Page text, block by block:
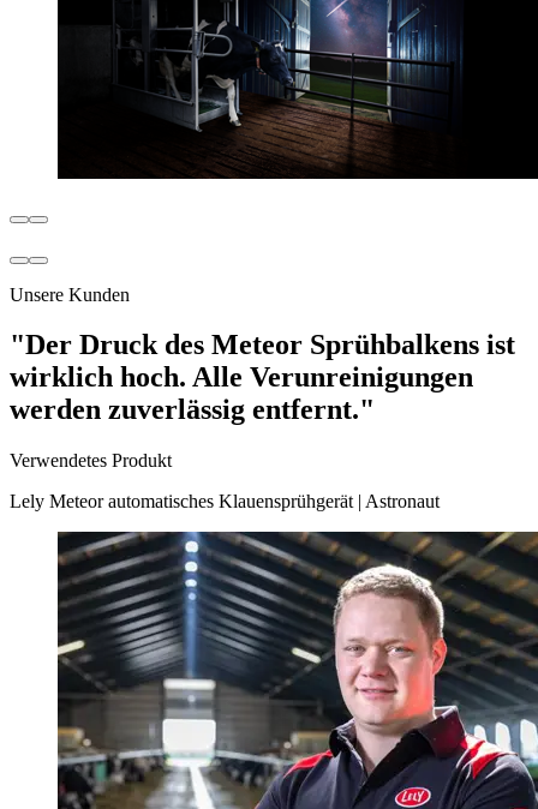
Unsere Kunden
"Der Druck des Meteor Sprühbalkens ist
wirklich hoch. Alle Verunreinigungen
werden zuverlässig entfernt."
Verwendetes Produkt
Lely Meteor automatisches Klauensprühgerät | Astronaut